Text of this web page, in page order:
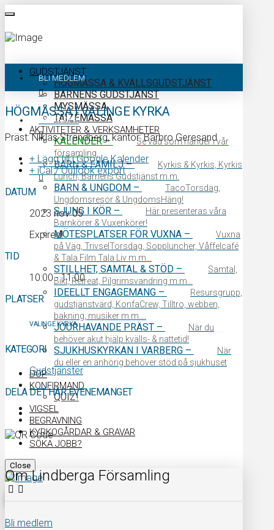
GUDSTJÄNST
HÖGMÄSSA & KVÄLLSGUDSTJÄNST
BARNENS GUDSTJÄNST
MYSMÄSSA
TAIZÉMÄSSA
AKTIVITETER & VERKSAMHETER
KALENDER–
Se vad som händer i vår
församling.
BARN & FAMILJ–
Kyrkis & Kyrkis, Kyrkis
Lunch, Barnens Gudstjänst m.m.
BARN & UNGDOM –
TacoTorsdag,
Ungdomsresor & UngdomsHäng!
SJUNG I KÖR –
Här presenteras våra
Barnkörer & Vuxenkörer!
MÖTESPLATSER FÖR VUXNA –
Vuxna
på Väg, TrivselTorsdag, Soppluncher, Våffelcafé
& Tala Film Tala Liv m.m…
STILLHET, SAMTAL & STÖD –
Samtal,
Bikt, Retreat, Pilgrimsvandring m.m…
IDEELLT ENGAGEMANG –
Resursgrupp,
gudstjänstvärd, KonfaCrew, Tilltro, webben,
bakning, musiker m.m….
JOURHAVANDE PRÄST –
När du
behöver akut hjälp kvälls- & nattetid!
SJUKHUSKYRKAN I VARBERG –
När
du eller en anhörig behöver stöd på sjukhuset
DOP
KONFIRMAND
QUIZ!
VIGSEL
BEGRAVNING
KYRKOGÅRDAR & GRAVAR
SÖKA JOBB?
Close
BLI MEDLEM
KALENDER
KONTAKTA OSS
HÖGMÄSSA I VALINGE KYRKA
Präst: Niklas Strandberg, kantor: Barbro Geresand
+ Lägg till i Google Kalender
+ iCal / Outlook export
DATUM
2023 nov 05
Expired!
TID
10:00 - 11:00
PLATSER
VALINGE KYRKA
KATEGORI
Gudstjänster
DELA DET HÄR EVENEMANGET
Om Lindberga Församling
Bli medlem